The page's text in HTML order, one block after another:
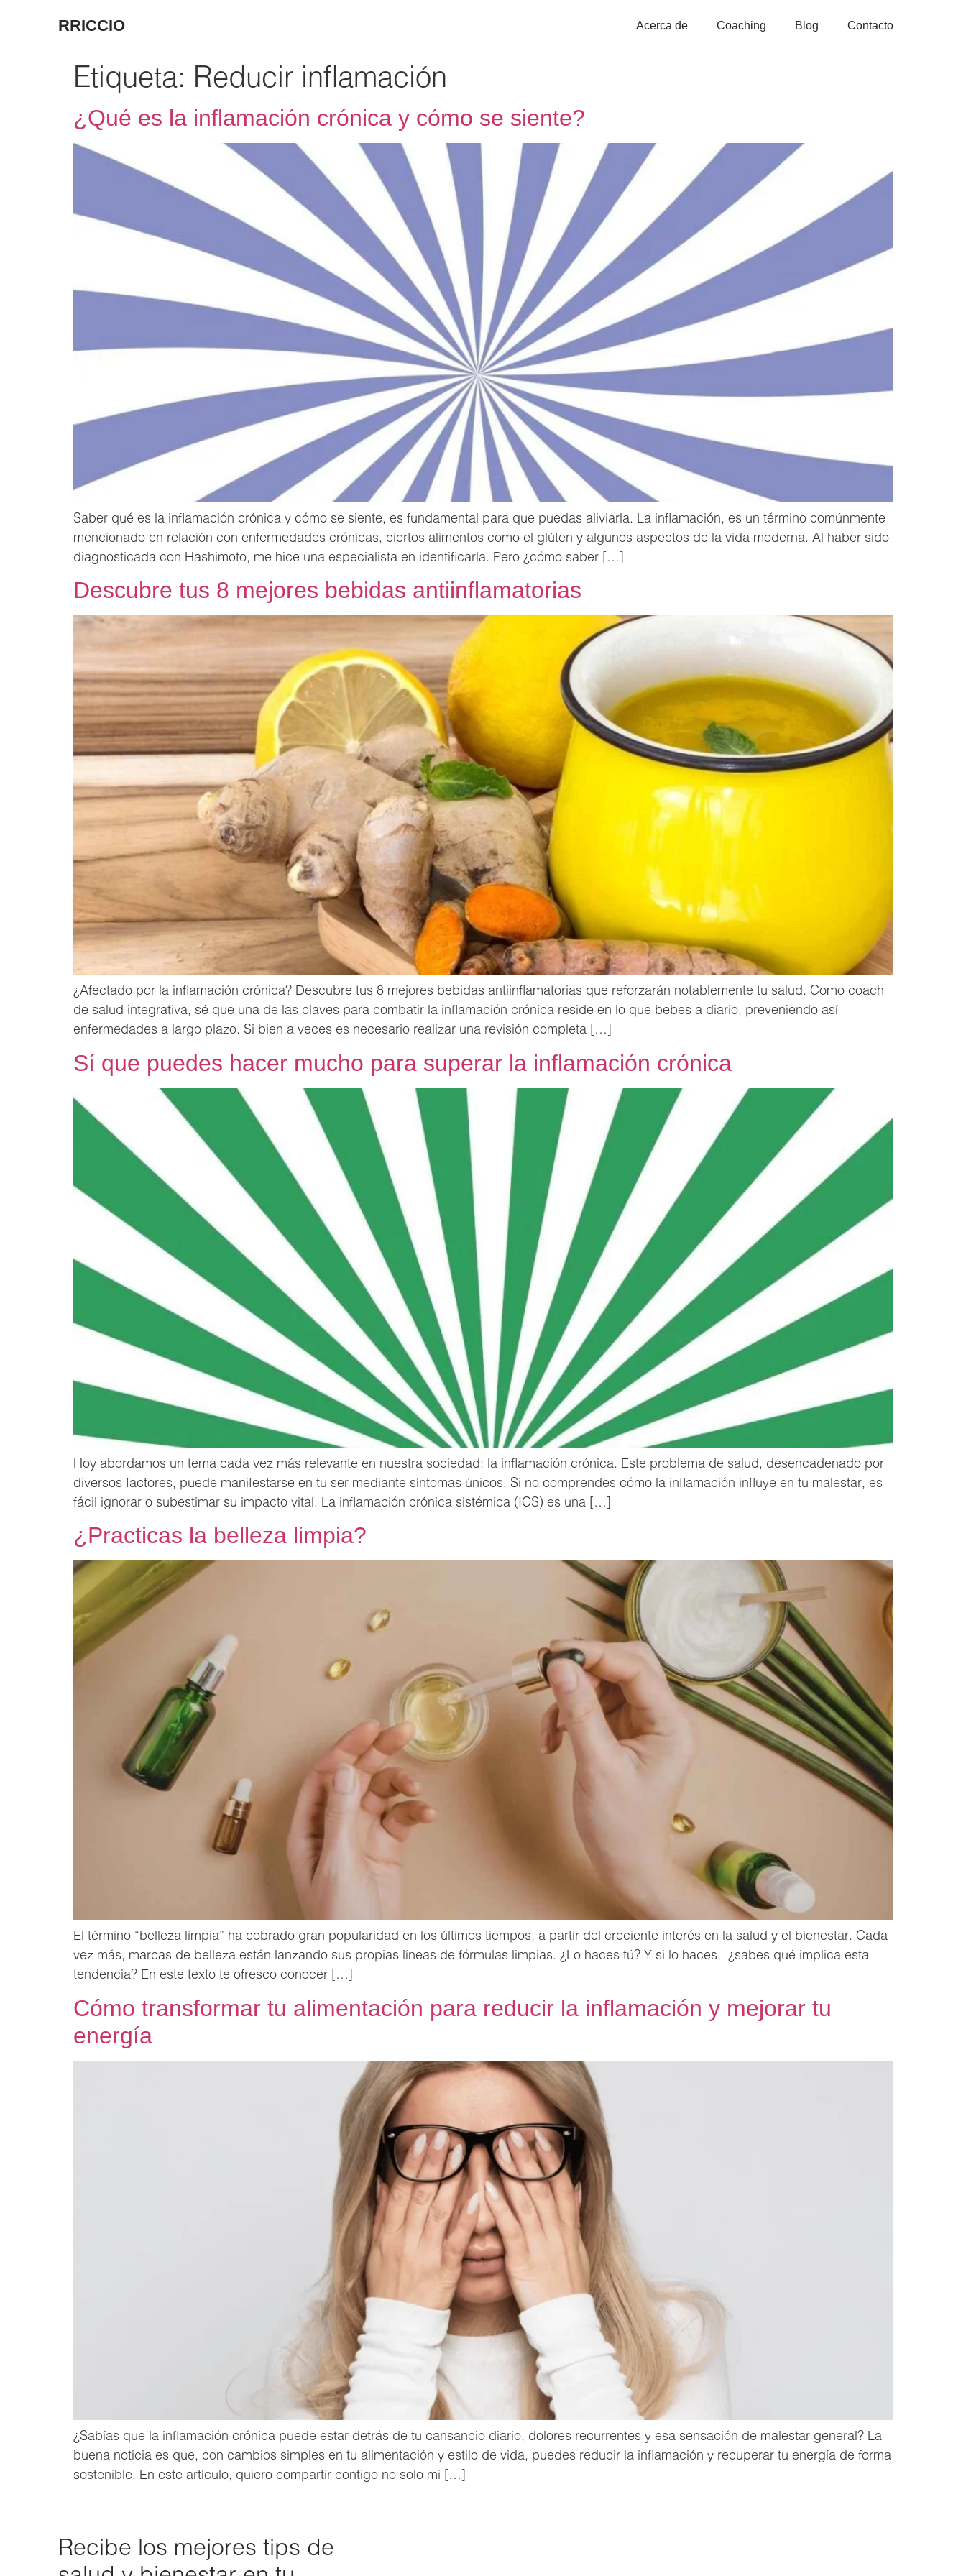
RRICCIO Acerca de Coaching Blog Contacto
Etiqueta: Reducir inflamación
¿Qué es la inflamación crónica y cómo se siente?
Saber qué es la inflamación crónica y cómo se siente, es fundamental para que puedas aliviarla. La inflamación, es un término comúnmente
mencionado en relación con enfermedades crónicas, ciertos alimentos como el glúten y algunos aspectos de la vida moderna. Al haber sido
diagnosticada con Hashimoto, me hice una especialista en identificarla. Pero ¿cómo saber […]
Descubre tus 8 mejores bebidas antiinflamatorias
¿Afectado por la inflamación crónica? Descubre tus 8 mejores bebidas antiinflamatorias que reforzarán notablemente tu salud. Como coach
de salud integrativa, sé que una de las claves para combatir la inflamación crónica reside en lo que bebes a diario, preveniendo así
enfermedades a largo plazo. Si bien a veces es necesario realizar una revisión completa […]
Sí que puedes hacer mucho para superar la inflamación crónica
Hoy abordamos un tema cada vez más relevante en nuestra sociedad: la inflamación crónica. Este problema de salud, desencadenado por
diversos factores, puede manifestarse en tu ser mediante síntomas únicos. Si no comprendes cómo la inflamación influye en tu malestar, es
fácil ignorar o subestimar su impacto vital. La inflamación crónica sistémica (ICS) es una […]
¿Practicas la belleza limpia?
El término “belleza limpia” ha cobrado gran popularidad en los últimos tiempos, a partir del creciente interés en la salud y el bienestar. Cada
vez más, marcas de belleza están lanzando sus propias líneas de fórmulas limpias. ¿Lo haces tú? Y si lo haces, ¿sabes qué implica esta
tendencia? En este texto te ofresco conocer […]
Cómo transformar tu alimentación para reducir la inflamación y mejorar tu
energía
¿Sabías que la inflamación crónica puede estar detrás de tu cansancio diario, dolores recurrentes y esa sensación de malestar general? La
buena noticia es que, con cambios simples en tu alimentación y estilo de vida, puedes reducir la inflamación y recuperar tu energía de forma
sostenible. En este artículo, quiero compartir contigo no solo mi […]
Recibe los mejores tips de